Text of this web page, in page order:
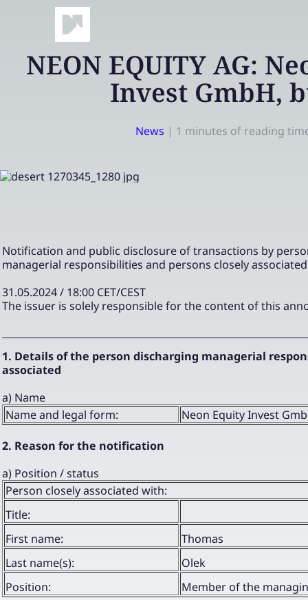
NEON EQUITY AG:
Invest GmbH,
News | 1 minutes of reading
Notification and public disclosure of transactions by
managerial responsibilities and persons closely
31.05.2024 / 18:00 CET/CEST
The issuer is solely responsible for the content of this
1. Details of the person discharging managerial
associated
a) Name
Name and legal form:
Neon Equity Invest
2. Reason for the notification
a) Position / status
Person closely associated with:
Title:
First name:
Thomas
Last name(s):
Olek
Position:
Member of the